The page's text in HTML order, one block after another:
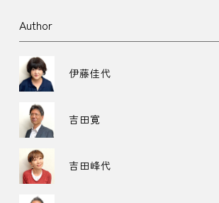
Author
伊藤佳代
吉田寛
吉田峰代